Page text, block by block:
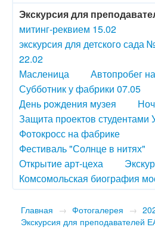
Экскурсия для
митинг-реквием 15.02
экскурсия для детского сада
22.02
Масленица
Автопробег
Субботник у фабрики 07.05
День рождения музея
Защита проектов студентами
Фотокросс на фабрике
Фестиваль "Солнце в нитях"
Открытие арт-цеха
Комсомольская биография
Главная → Фотогалерея →
Экскурсия для преподавателей